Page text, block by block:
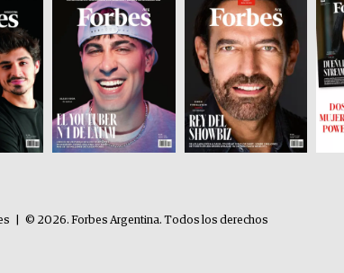
© 2026. Forbes Argentina. Todos los derechos